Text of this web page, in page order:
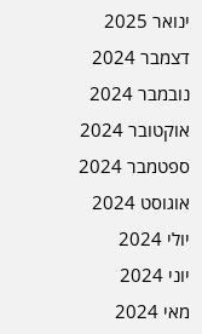
ינואר 2025
דצמבר 2024
נובמבר 2024
אוקטובר 2024
ספטמבר 2024
אוגוסט 2024
יולי 2024
יוני 2024
מאי 2024